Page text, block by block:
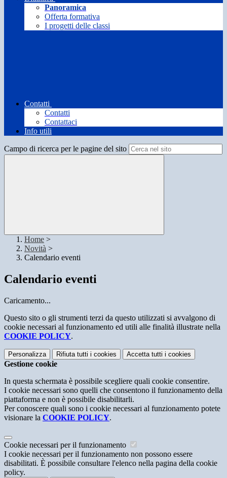
Panoramica
Offerta formativa
I progetti delle classi
Contatti
Contatti
Contattaci
Info utili
Campo di ricerca per le pagine del sito
Home >
Novità >
Calendario eventi
Calendario eventi
Caricamento...
Questo sito o gli strumenti terzi da questo utilizzati si avvalgono di
cookie necessari al funzionamento ed utili alle finalità illustrate nella
COOKIE POLICY.
Personalizza Rifiuta tutti i cookies Accetta tutti i cookies
Gestione cookie
In questa schermata è possibile scegliere quali cookie consentire.
I cookie necessari sono quelli che consentono il funzionamento della
piattaforma e non è possibile disabilitarli.
Per conoscere quali sono i cookie necessari al funzionamento potete
visionare la COOKIE POLICY.
Cookie necessari per il funzionamento
I cookie necessari per il funzionamento non possono essere
disabilitati. È possibile consultare l'elenco nella pagina della cookie
policy.